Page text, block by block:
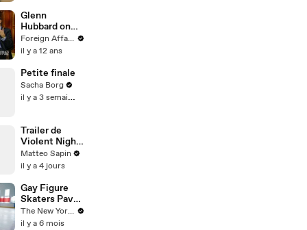
muscle for
'The Long
Road Home'
Glenn
Hubbard on
Campaign
Finance
Foreign Affairs
il y a 12 ans
Petite finale
Sacha Borg
il y a 3 semaines
Trailer de
Violent Night
2
Matteo Sapin
il y a 4 jours
Gay Figure
Skaters Pave
Their Own
Way in
The New Yorker
il y a 6 mois